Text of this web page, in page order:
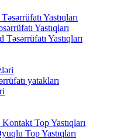
Yastıqları
Yastıqları
Yastıqları
yatakları
Top Yastıqları
Top Yastıqları